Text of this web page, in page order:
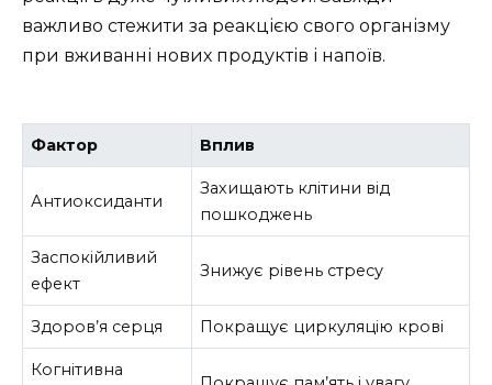
важливо стежити за реакцією свого організму
при вживанні нових продуктів і напоїв.
Фактор Вплив
Антиоксиданти
Захищають клітини від
пошкоджень
Заспокійливий
ефект
Знижує рівень стресу
Здоров’я серця Покращує циркуляцію крові
Когнітивна